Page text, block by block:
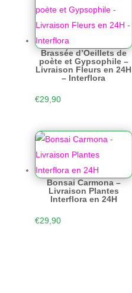
Brassée d’Oeillets de
poète et Gypsophile –
Livraison Fleurs en 24H
– Interflora
€29,90
Bonsai Carmona –
Livraison Plantes
Interflora en 24H
€29,90